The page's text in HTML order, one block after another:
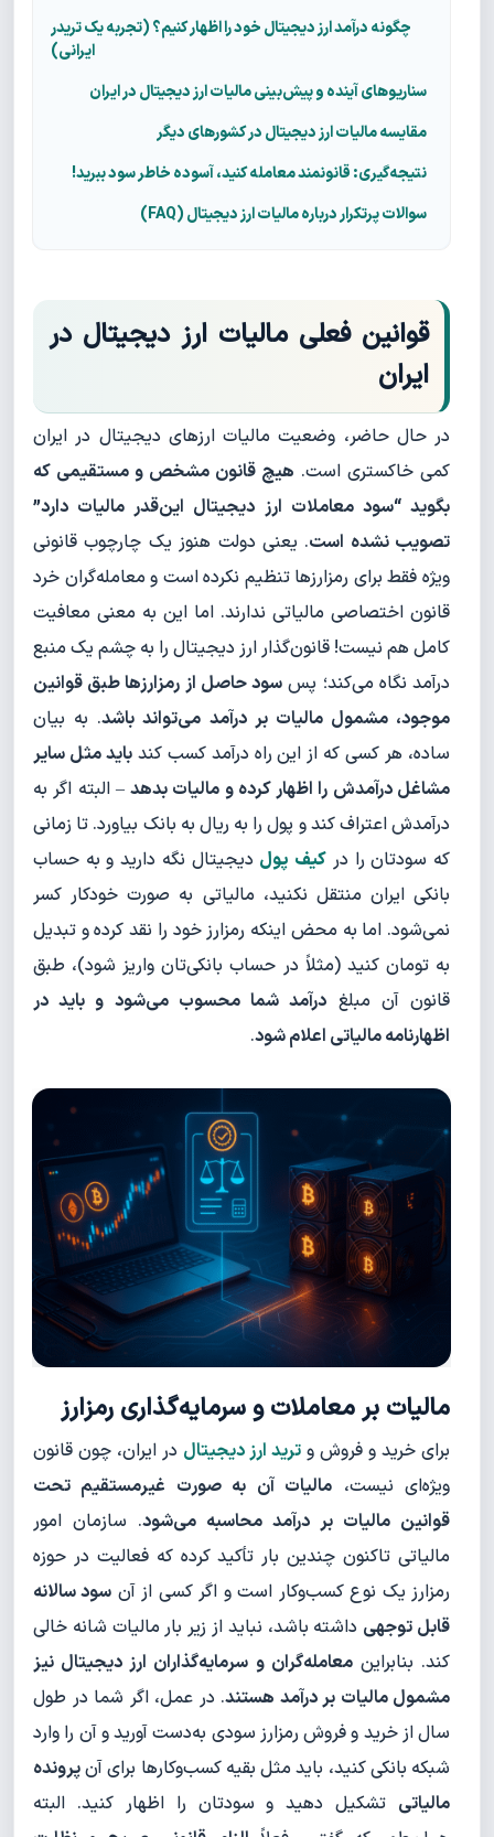
چگونه درآمد ارز دیجیتال خود را اظهار کنیم؟ (تجربه یک تریدر
ایرانی)
سناریوهای آینده و پیش‌بینی مالیات ارز دیجیتال در ایران
مقایسه مالیات ارز دیجیتال در کشورهای دیگر
نتیجه‌گیری: قانونمند معامله کنید، آسوده خاطر سود ببرید!
سوالات پرتکرار درباره مالیات ارز دیجیتال (FAQ)
قوانین فعلی مالیات ارز دیجیتال در
ایران
در حال حاضر، وضعیت مالیات ارزهای دیجیتال در ایران
کمی خاکستری است. هیچ قانون مشخص و مستقیمی که
بگوید “سود معاملات ارز دیجیتال این‌قدر مالیات دارد”
تصویب نشده است. یعنی دولت هنوز یک چارچوب قانونی
ویژه فقط برای رمزارزها تنظیم نکرده است و معامله‌گران خرد
قانون اختصاصی مالیاتی ندارند. اما این به معنی معافیت
کامل هم نیست! قانون‌گذار ارز دیجیتال را به چشم یک منبع
درآمد نگاه می‌کند؛ پس سود حاصل از رمزارزها طبق قوانین
موجود، مشمول مالیات بر درآمد می‌تواند باشد. به بیان
ساده، هر کسی که از این راه درآمد کسب کندباید مثل سایر
مشاغل درآمدش را اظهار کرده و مالیات بدهد– البته اگر به
درآمدش اعتراف کند و پول را به ریال به بانک بیاورد. تا زمانی
که سودتان را در کیف پول دیجیتال نگه دارید و به حساب
بانکی ایران منتقل نکنید، مالیاتی به صورت خودکار کسر
نمی‌شود. اما به محض اینکه رمزارز خود را نقد کرده و تبدیل
به تومان کنید (مثلاً در حساب بانکی‌تان واریز شود)، طبق
قانون آن مبلغ درآمد شما محسوب می‌شود و باید در
اظهارنامه مالیاتی اعلام شود.
مالیات بر معاملات و سرمایه‌گذاری رمزارز
برای خرید و فروش و ترید ارز دیجیتال در ایران، چون قانون
ویژه‌ای نیست، مالیات آن به صورت غیرمستقیم تحت
قوانین مالیات بر درآمد محاسبه می‌شود. سازمان امور
مالیاتی تاکنون چندین بار تأکید کرده که فعالیت در حوزه
رمزارز یک نوع کسب‌وکار است و اگر کسی از آن سود سالانه
قابل توجهی داشته باشد، نباید از زیر بار مالیات شانه خالی
کند. بنابراینمعامله‌گران و سرمایه‌گذاران ارز دیجیتال نیز
مشمول مالیات بر درآمد هستند. در عمل، اگر شما در طول
سال از خرید و فروش رمزارز سودی به‌دست آورید و آن را وارد
شبکه بانکی کنید، باید مثل بقیه کسب‌وکارها برای آنپرونده
مالیاتی تشکیل دهید و سودتان را اظهار کنید. البته